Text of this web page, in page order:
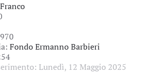
Fondo Ermanno Barbieri
Lunedì, 12 Maggio 2025